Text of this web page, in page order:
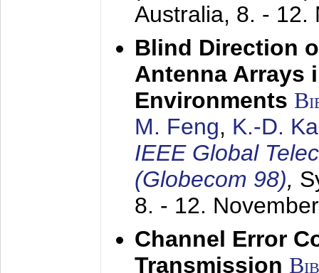
Australia, 8. - 12.
Blind Direction
Antenna Arrays
Environments
M. Feng, K.-D.
IEEE Global
(Globecom 98),
8. - 12.
Channel Error
Transmission